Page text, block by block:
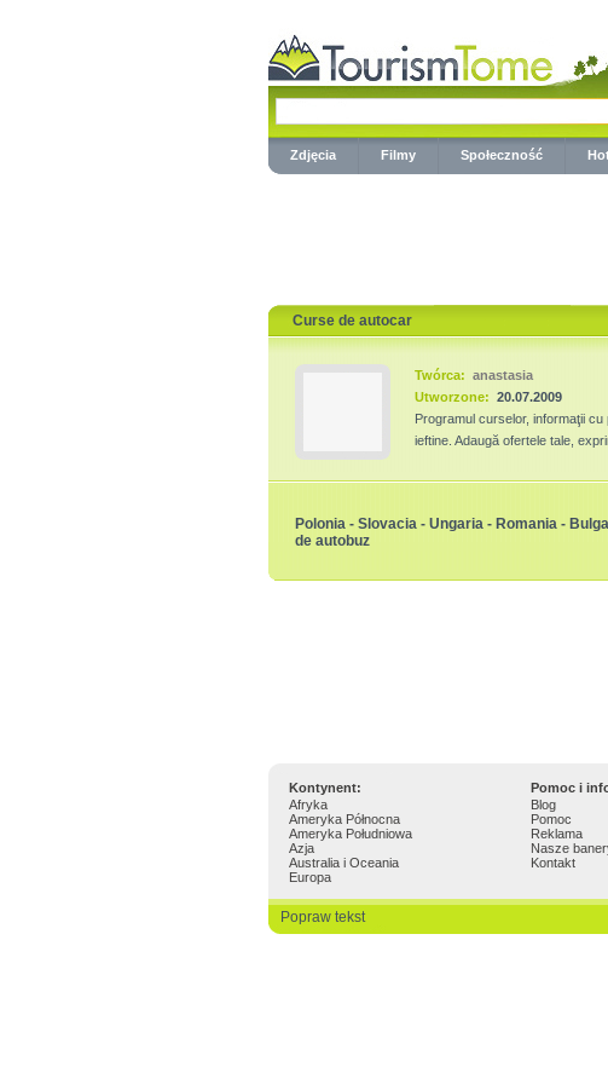
Zdjęcia Filmy Społeczność
Curse de autocar
Twórca: anastasia
Utworzone: 20.07.2009
Programul curselor, informaţii
ieftine. Adaugă ofertele tale,
Polonia - Slovacia - Ungaria - Romania -
de autobuz
Kontynent: Pomoc i
Afryka
Ameryka Północna
Ameryka Południowa
Azja
Australia i Oceania
Europa
Blog
Pomoc
Reklama
Nasze
Kontakt
Popraw tekst